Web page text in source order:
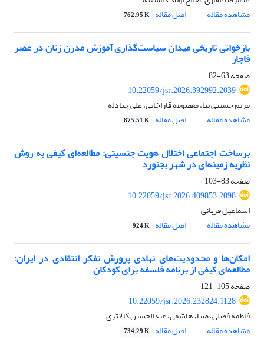
مشاهده مقاله
اصل مقاله 762.95 K
بازخوانی تاریخی میدان سیاست‌گذاری آموزش مدرن زنان در عصر
قاجار
صفحه63-82
10.22059/jsr.2026.392992.2039
مریم حسینی نیا، معصومه قاراخانی، علی جنادله
مشاهده مقاله
اصل مقاله 875.51 K
برساخت اجتماعی اختلال هویت جنسیتی: مطالعه‌ای کیفی به روش
نظریه زمینه‌ای در شهر بجنورد
صفحه83-103
10.22059/jsr.2026.409853.2098
اسماعیل قربانی
مشاهده مقاله
اصل مقاله 924 K
امکان‌ها و محدودیت‌های نهادی پرورش تفکر انتقادی در ایران:
مطالعه‌ای کیفی از برنامه فلسفه برای کودکان
صفحه105-121
10.22059/jsr.2026.232824.1128
فاطمه فضلی، ضیاء هاشمی، عبدالحسین کلانتری
مشاهده مقاله
اصل مقاله 734.29 K